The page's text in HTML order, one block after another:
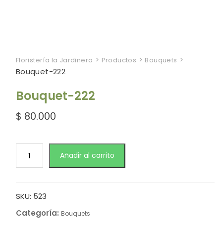
Floristería la Jardinera > Productos > Bouquets >
Bouquet-222
Bouquet-222
$ 80.000
Añadir al carrito
SKU: 523
Categoría: Bouquets